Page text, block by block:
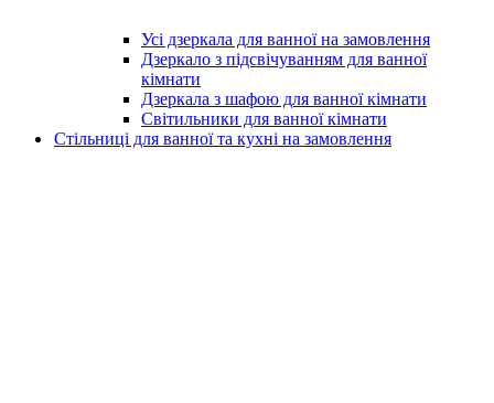
Усі дзеркала для ванної на замовлення
Дзеркало з підсвічуванням для ванної
кімнати
Дзеркала з шафою для ванної кімнати
Світильники для ванної кімнати
Стільниці для ванної та кухні на замовлення